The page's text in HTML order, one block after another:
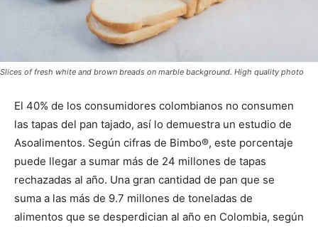
Slices of fresh white and brown breads on marble background. High quality photo
El 40% de los consumidores colombianos no consumen
las tapas del pan tajado, así lo demuestra un estudio de
Asoalimentos. Según cifras de Bimbo®, este porcentaje
puede llegar a sumar más de 24 millones de tapas
rechazadas al año. Una gran cantidad de pan que se
suma a las más de 9.7 millones de toneladas de
alimentos que se desperdician al año en Colombia, según